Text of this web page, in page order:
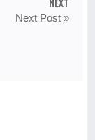
Next Post »